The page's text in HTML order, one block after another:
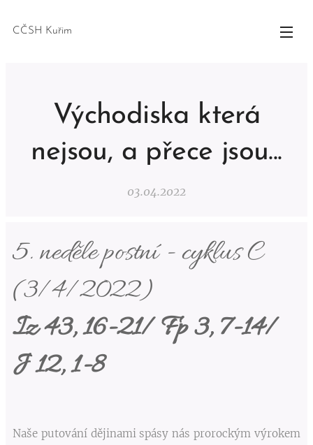
CČSH Kuřim
Východiska která
nejsou, a přece jsou...
03.04.2022
5. neděle postní - cyklus C
(3/4/2022)
Iz 43, 16-21/ Fp 3, 7-14/
J 12, 1-8
Naše putování dějinami spásy nás prorockým výrokem